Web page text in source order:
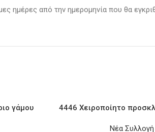
ημέρες από την ημερομηνία που θα
γάμου 4446 Χειροποίητο
Νέα Συλλογή